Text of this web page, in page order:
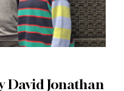
David Jonathan